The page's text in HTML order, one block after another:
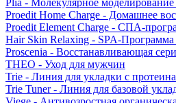
Plia - Молекулярное моделирование
Proedit Home Charge - Домашнее
Proedit Element Charge - СПА-
Hair Skin Relaxing - SPA-
Proscenia - Восстанавливающая
THEO - Уход для мужчин
Trie - Линия для укладки с
Trie Tuner - Линия для базовой